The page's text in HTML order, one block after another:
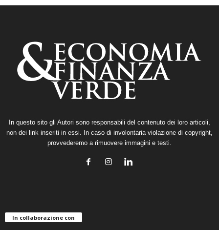
In questo sito gli Autori sono responsabili del contenuto dei loro articoli,
non dei link inseriti in essi. In caso di involontaria violazione di copyright,
provvederemo a rimuovere immagini e testi.
In collaborazione con